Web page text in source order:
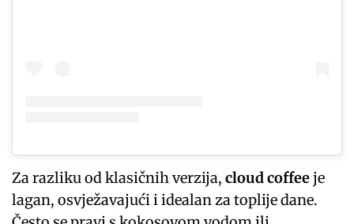
Za razliku od klasičnih verzija,cloud coffeeje
lagan, osvježavajući i idealan za toplije dane.